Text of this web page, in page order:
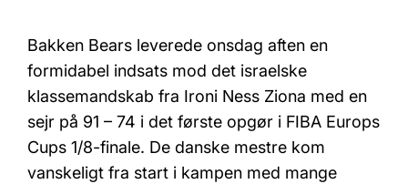
Bakken Bears leverede onsdag aften en
formidabel indsats mod det israelske
klassemandskab fra Ironi Ness Ziona med en
sejr på 91 – 74 i det første opgør i FIBA Europs
Cups 1/8-finale. De danske mestre kom
vanskeligt fra start i kampen med mange